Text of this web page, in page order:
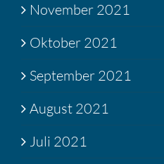
November 2021
Oktober 2021
September 2021
August 2021
Juli 2021